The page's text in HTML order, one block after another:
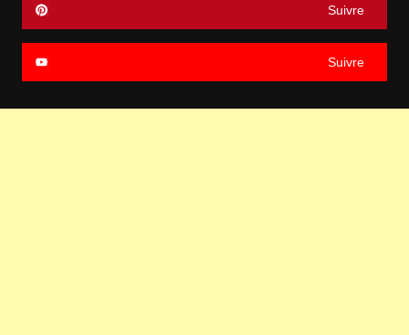
Suivre
Suivre